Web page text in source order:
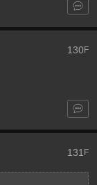
130F
131 F